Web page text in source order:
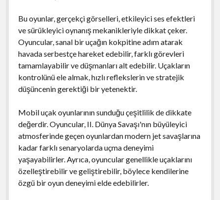
Bu oyunlar, gerçekçi görselleri, etkileyici ses efektleri
ve sürükleyici oynanış mekanikleriyle dikkat çeker.
Oyuncular, sanal bir uçağın kokpitine adım atarak
havada serbestçe hareket edebilir, farklı görevleri
tamamlayabilir ve düşmanları alt edebilir. Uçakların
kontrolünü ele almak, hızlı reflekslerin ve stratejik
düşüncenin gerektiği bir yetenektir.
Mobil uçak oyunlarının sunduğu çeşitlilik de dikkate
değerdir. Oyuncular, II. Dünya Savaşı'nın büyüleyici
atmosferinde geçen oyunlardan modern jet savaşlarına
kadar farklı senaryolarda uçma deneyimi
yaşayabilirler. Ayrıca, oyuncular genellikle uçaklarını
özelleştirebilir ve geliştirebilir, böylece kendilerine
özgü bir oyun deneyimi elde edebilirler.